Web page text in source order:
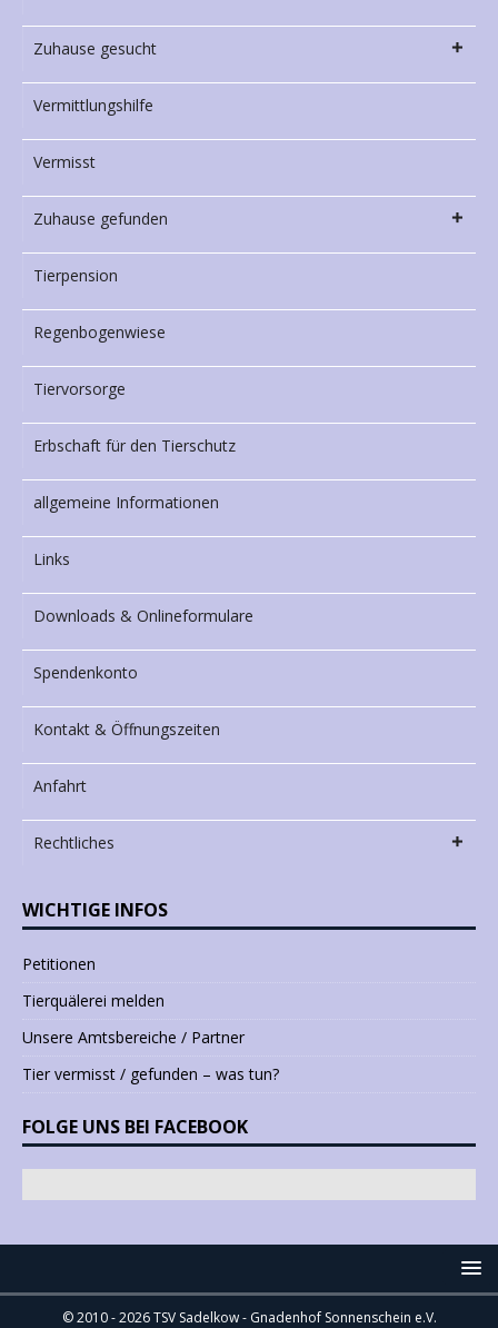
Zuhause gesucht
Vermittlungshilfe
Vermisst
Zuhause gefunden
Tierpension
Regenbogenwiese
Tiervorsorge
Erbschaft für den Tierschutz
allgemeine Informationen
Links
Downloads & Onlineformulare
Spendenkonto
Kontakt & Öffnungszeiten
Anfahrt
Rechtliches
WICHTIGE INFOS
Petitionen
Tierquälerei melden
Unsere Amtsbereiche / Partner
Tier vermisst / gefunden – was tun?
FOLGE UNS BEI FACEBOOK
© 2010 - 2026 TSV Sadelkow - Gnadenhof Sonnenschein e.V.